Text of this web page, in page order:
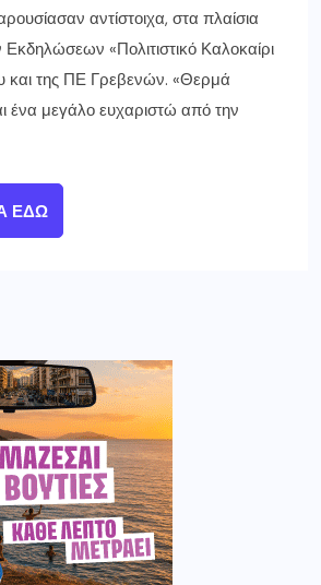
αντίστοιχα, στα πλαίσια
Εκδηλώσεων «Πολιτιστικό Καλοκαίρι
και της ΠΕ Γρεβενών. «Θερμά
ένα μεγάλο ευχαριστώ από την
ΕΔΏ